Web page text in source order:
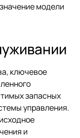
модели
ключевое
запасных
управления.
и